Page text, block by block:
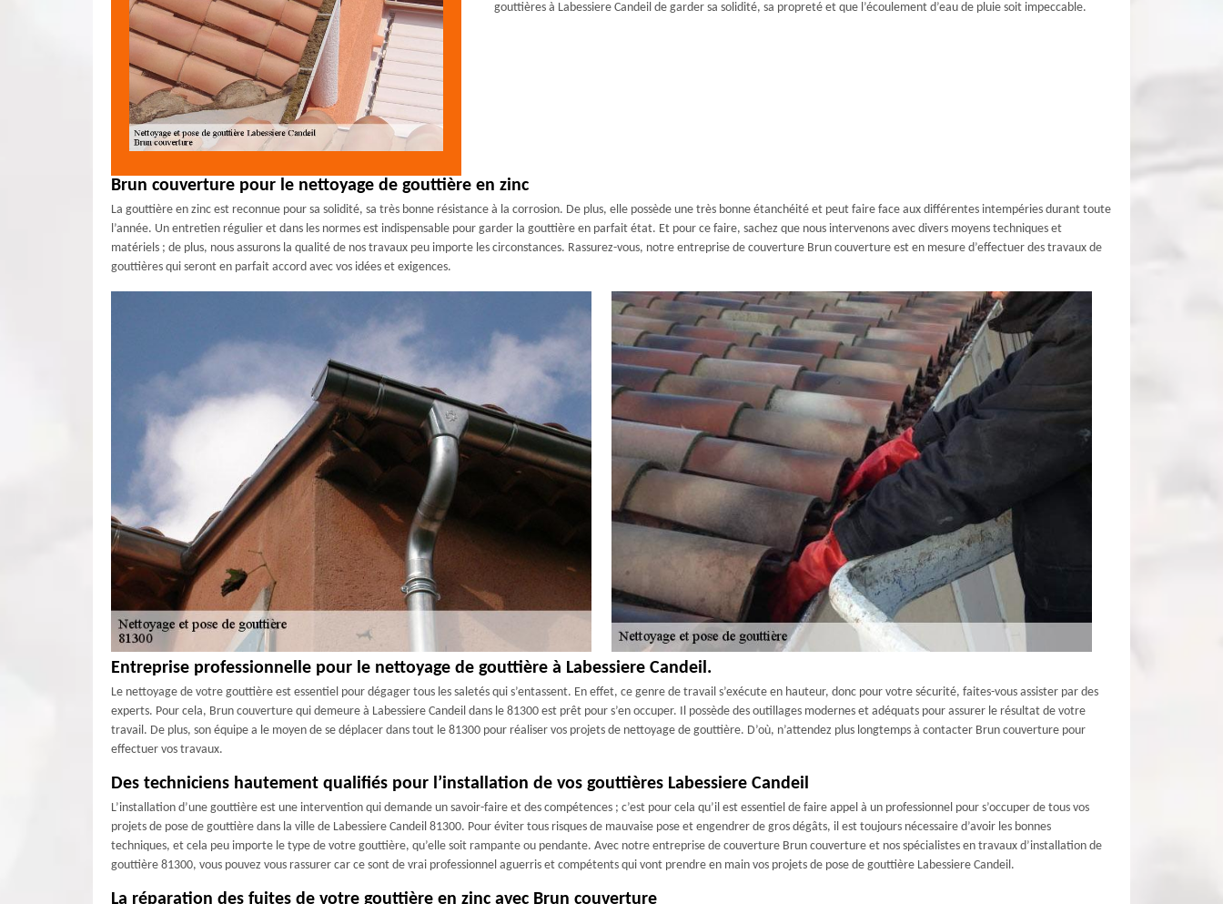
gouttières à Labessiere Candeil de garder sa solidité, sa propreté et que l’écoulement d’eau de pluie soit impeccable.
Brun couverture pour le nettoyage de gouttière en zinc
La gouttière en zinc est reconnue pour sa solidité, sa très bonne résistance à la corrosion. De plus, elle possède une très bonne étanchéité et peut faire face aux différentes intempéries durant toute
l’année. Un entretien régulier et dans les normes est indispensable pour garder la gouttière en parfait état. Et pour ce faire, sachez que nous intervenons avec divers moyens techniques et
matériels ; de plus, nous assurons la qualité de nos travaux peu importe les circonstances. Rassurez-vous, notre entreprise de couverture Brun couverture est en mesure d’effectuer des travaux de
gouttières qui seront en parfait accord avec vos idées et exigences.
Entreprise professionnelle pour le nettoyage de gouttière à Labessiere Candeil.
Le nettoyage de votre gouttière est essentiel pour dégager tous les saletés qui s’entassent. En effet, ce genre de travail s’exécute en hauteur, donc pour votre sécurité, faites-vous assister par des
experts. Pour cela, Brun couverture qui demeure à Labessiere Candeil dans le 81300 est prêt pour s’en occuper. Il possède des outillages modernes et adéquats pour assurer le résultat de votre
travail. De plus, son équipe a le moyen de se déplacer dans tout le 81300 pour réaliser vos projets de nettoyage de gouttière. D’où, n’attendez plus longtemps à contacter Brun couverture pour
effectuer vos travaux.
Des techniciens hautement qualifiés pour l’installation de vos gouttières Labessiere Candeil
L’installation d’une gouttière est une intervention qui demande un savoir-faire et des compétences ; c’est pour cela qu’il est essentiel de faire appel à un professionnel pour s’occuper de tous vos
projets de pose de gouttière dans la ville de Labessiere Candeil 81300. Pour éviter tous risques de mauvaise pose et engendrer de gros dégâts, il est toujours nécessaire d’avoir les bonnes
techniques, et cela peu importe le type de votre gouttière, qu’elle soit rampante ou pendante. Avec notre entreprise de couverture Brun couverture et nos spécialistes en travaux d’installation de
gouttière 81300, vous pouvez vous rassurer car ce sont de vrai professionnel aguerris et compétents qui vont prendre en main vos projets de pose de gouttière Labessiere Candeil.
La réparation des fuites de votre gouttière en zinc avec Brun couverture